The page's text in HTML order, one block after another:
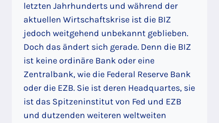
letzten Jahrhunderts und während der
aktuellen Wirtschaftskrise ist die BIZ
jedoch weitgehend unbekannt geblieben.
Doch das ändert sich gerade. Denn die BIZ
ist keine ordinäre Bank oder eine
Zentralbank, wie die Federal Reserve Bank
oder die EZB. Sie ist deren Headquartes, sie
ist das Spitzeninstitut von Fed und EZB
und dutzenden weiteren weltweiten